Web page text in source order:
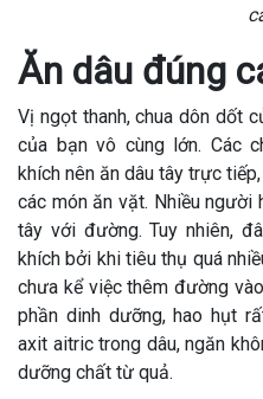
Ăn dâu đúng
Vị ngọt thanh, chua dôn dốt
của bạn vô cùng lớn. Các
khích nên ăn dâu tây trực
các món ăn vặt. Nhiều
tây với đường. Tuy nhiên,
khích bởi khi tiêu thụ quá
chưa kể việc thêm đường
phần dinh dưỡng, hao hụt
axit aitric trong dâu, ngăn
dưỡng chất từ quả.